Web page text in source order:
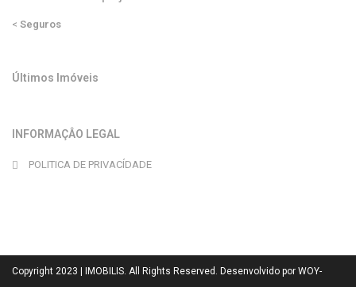
< Seguros
Últimos Imóveis
INFORMAÇÂO LEGAL
POLITICA DE PRIVACÍDADE
Copyright 2023 | IMOBILIS. All Rights Reserved. Desenvolvido por WOY-